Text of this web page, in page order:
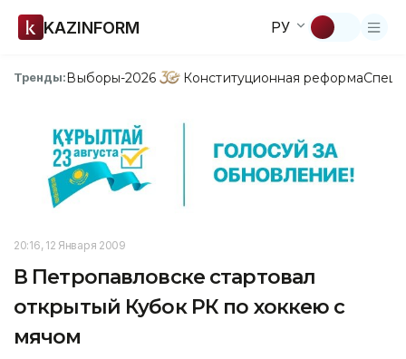
KAZINFORM РУ
Тренды:Выборы-2026 Конституционная реформа
20:16, 12 Января 2009
В Петропавловске стартовал
открытый Кубок РК по хоккею с
мячом